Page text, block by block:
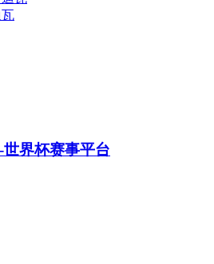
界杯赛事平台